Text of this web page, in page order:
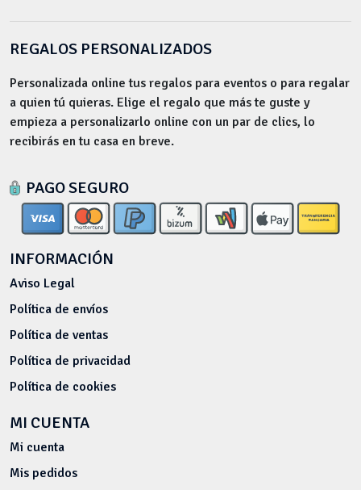
REGALOS PERSONALIZADOS
Personalizada online tus regalos para eventos o para regalar
a quien tú quieras. Elige el regalo que más te guste y
empieza a personalizarlo online con un par de clics, lo
recibirás en tu casa en breve.
PAGO SEGURO
INFORMACIÓN
Aviso Legal
Política de envíos
Política de ventas
Política de privacidad
Política de cookies
MI CUENTA
Mi cuenta
Mis pedidos